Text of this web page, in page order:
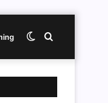
Cari
Switch